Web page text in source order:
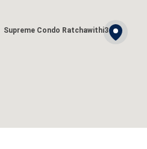
Supreme Condo Ratchawithi3